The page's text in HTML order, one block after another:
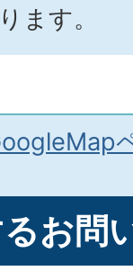
ます。
お問